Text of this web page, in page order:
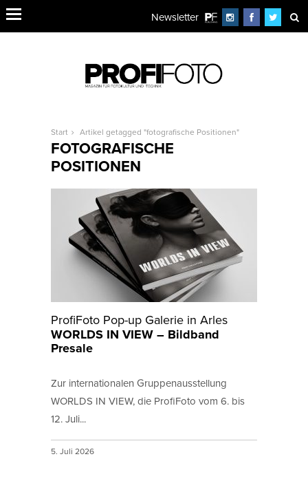
Newsletter
Start Artikel getagged "fotografische Positionen"
FOTOGRAFISCHE
POSITIONEN
ProfiFoto Pop-up Galerie in Arles
WORLDS IN VIEW – Bildband
Presale
Zur internationalen Gruppenausstellung
WORLDS IN VIEW, die ProfiFoto vom 6. bis
12. Juli...
5. Juli 2026